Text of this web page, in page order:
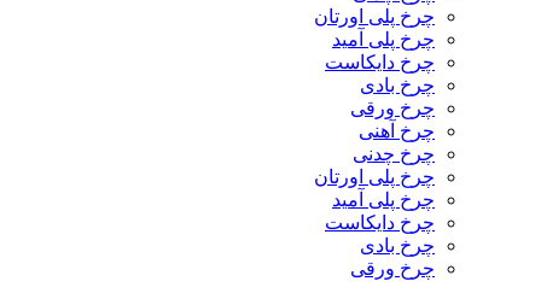
چرخ پلی اورتان
چرخ پلی آمید
چرخ دایکاست
چرخ بادی
چرخ ورقی
چرخ آهنی
چرخ چدنی
چرخ پلی اورتان
چرخ پلی آمید
چرخ دایکاست
چرخ بادی
چرخ ورقی